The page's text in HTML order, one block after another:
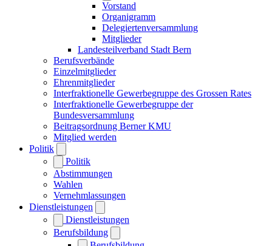
Vorstand
Organigramm
Delegiertenversammlung
Mitglieder
Landesteilverband Stadt Bern
Berufsverbände
Einzelmitglieder
Ehrenmitglieder
Interfraktionelle Gewerbegruppe des Grossen Rates
Interfraktionelle Gewerbegruppe der
Bundesversammlung
Beitragsordnung Berner KMU
Mitglied werden
Politik
Politik
Abstimmungen
Wahlen
Vernehmlassungen
Dienstleistungen
Dienstleistungen
Berufsbildung